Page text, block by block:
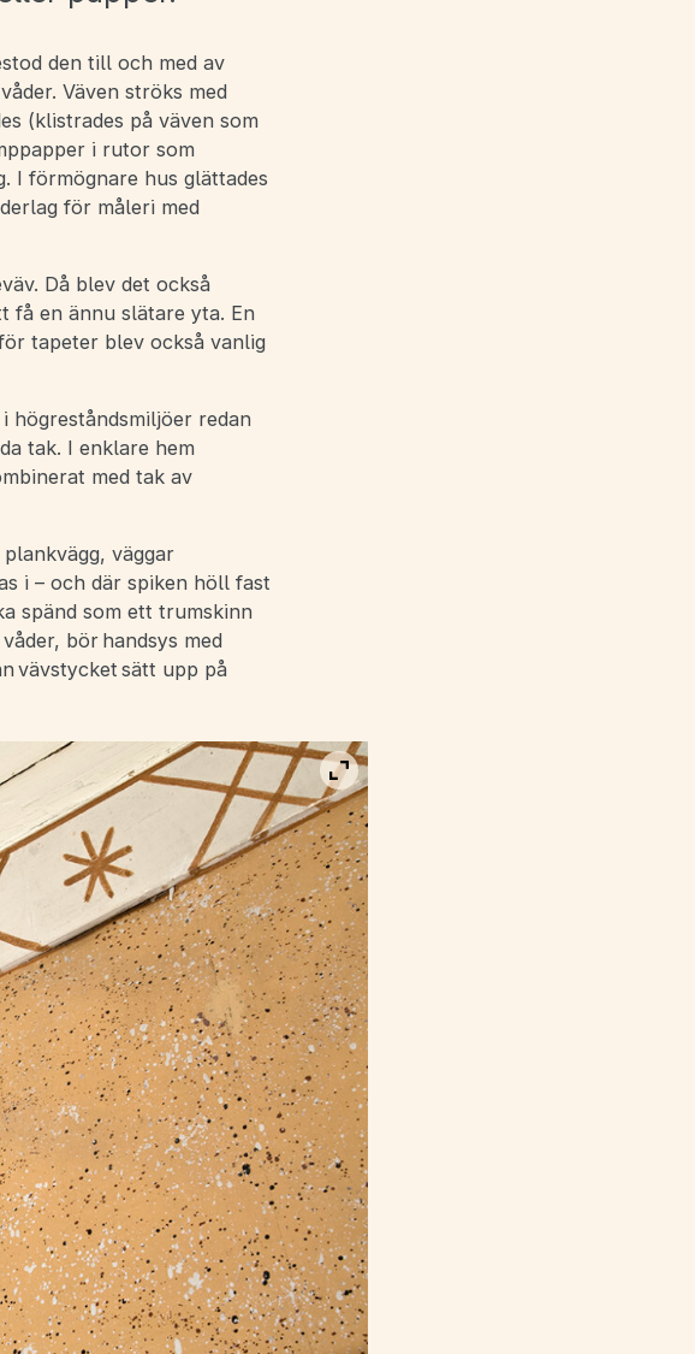
den till och med av
Väven ströks med
(klistrades på väven som
i rutor som
I förmögnare hus glättades
för måleri med
Då blev det också
få en ännu slätare yta. En
tapeter blev också vanlig
högreståndsmiljöer redan
tak. I enklare hem
med tak av
väggar
i – och där spiken höll fast
spänd som ett trumskinn
bör handsys med
vävstycket sätt upp på
Visa bild i fullskärm